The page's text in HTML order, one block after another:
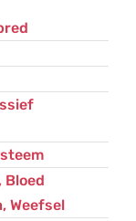
Bloed
Weefsel